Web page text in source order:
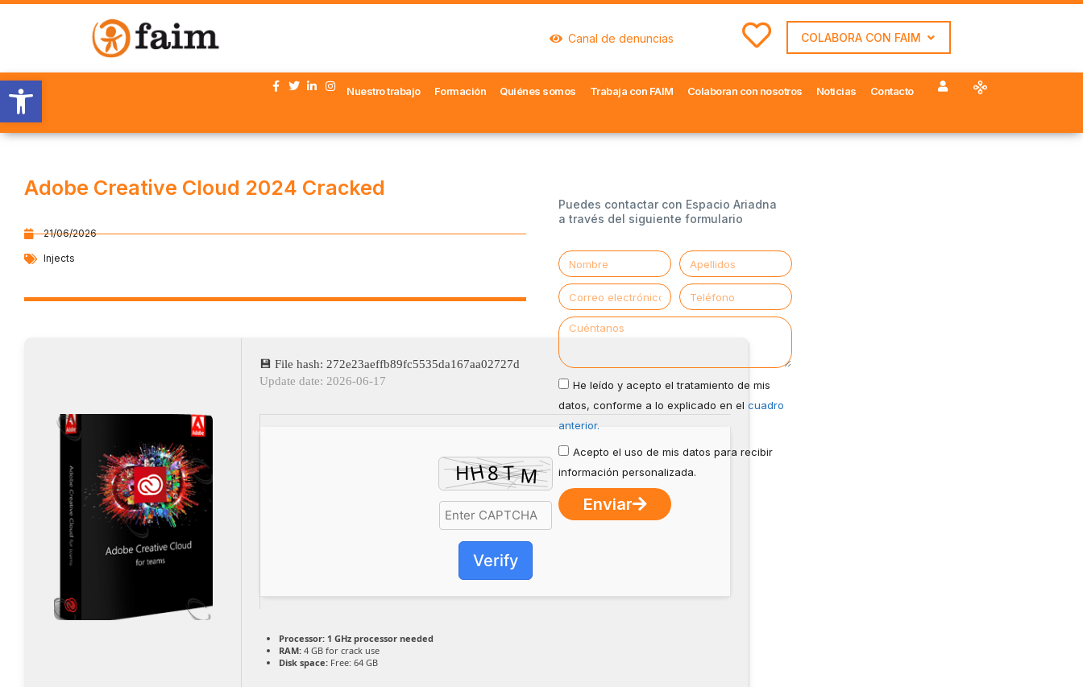
Abrir barra de herramientas
Canal de denuncias COLABORA CON FAIM
Nuestro trabajo Formación Quiénes somos Trabaja con FAIM Colaboran con nosotros Noticias Contacto
Adobe Creative Cloud 2024 Cracked
21/06/2026
Injects
💾 File hash: 272e23aeffb89fc5535da167aa02727d
Update date: 2026-06-17
Verify
Processor: 1 GHz processor needed
RAM: 4 GB for crack use
Disk space: Free: 64 GB
Puedes contactar con Espacio Ariadna
a través del siguiente formulario
He leído y acepto el tratamiento de mis
datos, conforme a lo explicado en elcuadro
anterior.
Acepto el uso de mis datos para recibir
información personalizada.
Enviar